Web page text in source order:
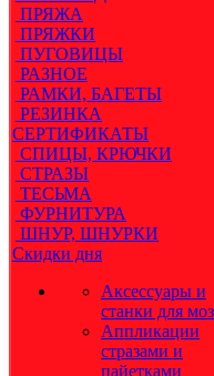
ПРЯЖА
ПРЯЖКИ
ПУГОВИЦЫ
РАЗНОЕ
РАМКИ, БАГЕТЫ
РЕЗИНКА
СЕРТИФИКАТЫ
СПИЦЫ, КРЮЧКИ
СТРАЗЫ
ТЕСЬМА
ФУРНИТУРА
ШНУР, ШНУРКИ
Скидки дня
Аксессуары и
станки для
Аппликации
стразами и
пайетками